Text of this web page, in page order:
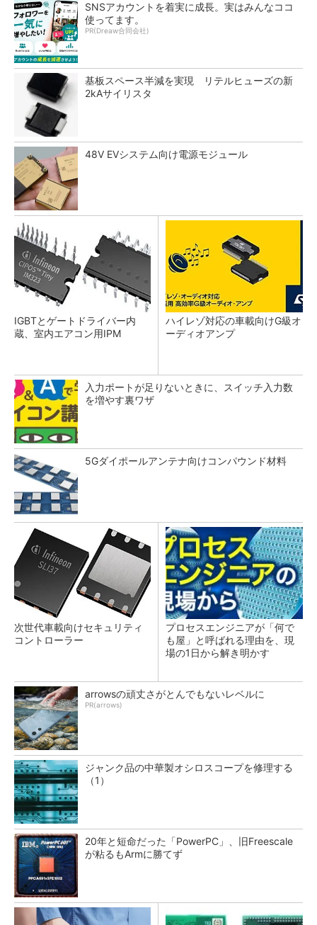
SNSアカウントを着実に成長。実はみんなココ
使ってます。
PR(Dreaw合同会社)
基板スペース半減を実現 リテルヒューズの新
2kAサイリスタ
48V EVシステム向け電源モジュール
IGBTとゲートドライバー内
蔵、室内エアコン用IPM
ハイレゾ対応の車載向けG級オ
ーディオアンプ
入力ポートが足りないときに、スイッチ入力数
を増やす裏ワザ
5Gダイポールアンテナ向けコンパウンド材料
次世代車載向けセキュリティ
コントローラー
プロセスエンジニアが「何で
も屋」と呼ばれる理由を、現
場の1日から解き明かす
arrowsの頑丈さがとんでもないレベルに
PR(arrows)
ジャンク品の中華製オシロスコープを修理する
（1）
20年と短命だった「PowerPC」、旧Freescale
が粘るもArmに勝てず